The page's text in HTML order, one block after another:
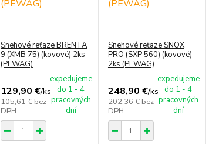
Snehové reťaze BRENTA
9 (XMB 75) (kovové) 2ks
(PEWAG)
129,90 €/ks
105,61 € bez
DPH
expedujeme
do 1 - 4
pracovných
dní
Snehové reťaze SNOX
PRO (SXP 560) (kovové)
2ks (PEWAG)
248,90 €/ks
202,36 € bez
DPH
expedujeme
do 1 - 4
pracovných
dní